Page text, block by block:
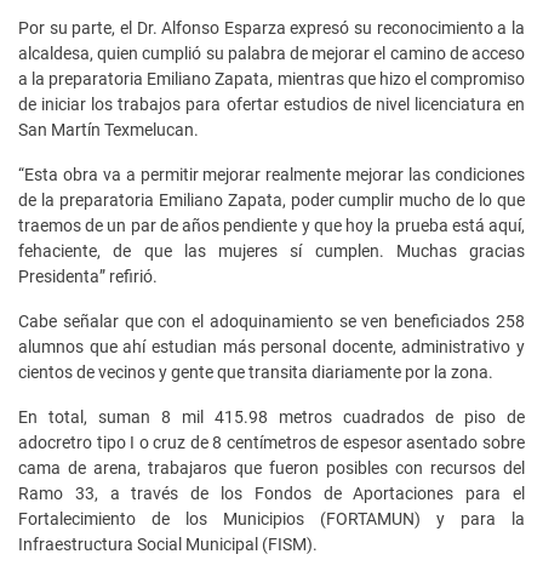
Por su parte, el Dr. Alfonso Esparza expresó su reconocimiento a la
alcaldesa, quien cumplió su palabra de mejorar el camino de acceso
a la preparatoria Emiliano Zapata, mientras que hizo el compromiso
de iniciar los trabajos para ofertar estudios de nivel licenciatura en
San Martín Texmelucan.
“Esta obra va a permitir mejorar realmente mejorar las condiciones
de la preparatoria Emiliano Zapata, poder cumplir mucho de lo que
traemos de un par de años pendiente y que hoy la prueba está aquí,
fehaciente, de que las mujeres sí cumplen. Muchas gracias
Presidenta” refirió.
Cabe señalar que con el adoquinamiento se ven beneficiados 258
alumnos que ahí estudian más personal docente, administrativo y
cientos de vecinos y gente que transita diariamente por la zona.
En total, suman 8 mil 415.98 metros cuadrados de piso de
adocretro tipo I o cruz de 8 centímetros de espesor asentado sobre
cama de arena, trabajaros que fueron posibles con recursos del
Ramo 33, a través de los Fondos de Aportaciones para el
Fortalecimiento de los Municipios (FORTAMUN) y para la
Infraestructura Social Municipal (FISM).